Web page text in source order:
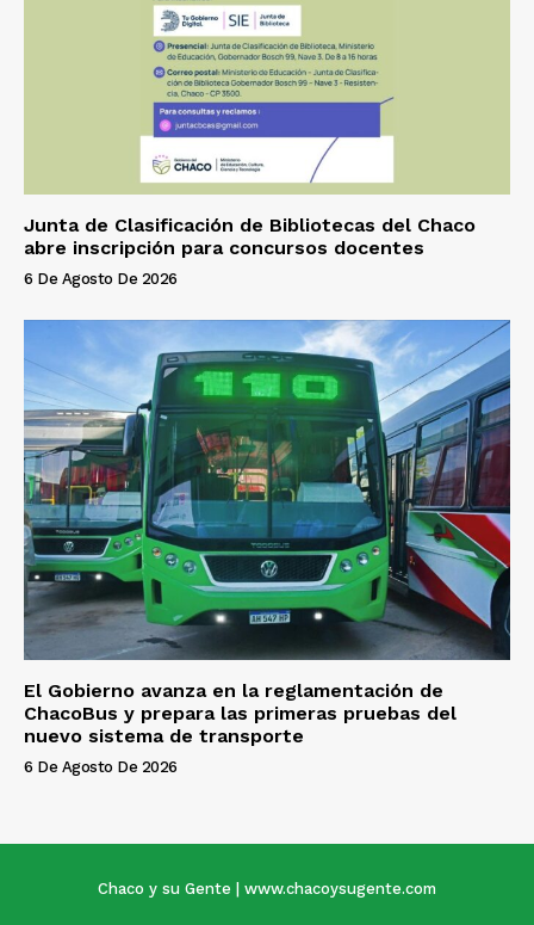
Junta de Clasificación de Bibliotecas del Chaco
abre inscripción para concursos docentes
6 De Agosto De 2026
El Gobierno avanza en la reglamentación de
ChacoBus y prepara las primeras pruebas del
nuevo sistema de transporte
6 De Agosto De 2026
Chaco y su Gente | www.chacoysugente.com